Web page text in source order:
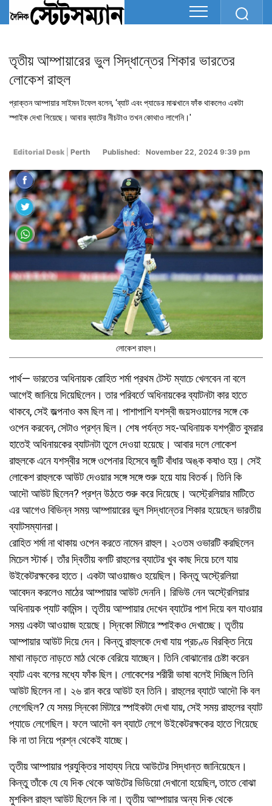
তৃতীয় আম্পায়ারের ভুল সিদ্ধান্তের শিকার ভারতের
লোকেশ রাহুল
প্রাক্তন আম্পায়ার সাইমন টফেল বলেন, ‘ব্যাট এবং প্যাডের মাঝখানে ফাঁক থাকলেও একটা
স্পাইক দেখা গিয়েছে। আবার ব্যাটের নীচটাও তখন কোথাও লাগেনি।'
Editorial Desk Perth Published: November 22, 2024 9:39 pm
লোকেশ রাহুল।
পার্থ— ভারতের অধিনায়ক রোহিত শর্মা প্রথম টেস্ট ম্যাচে খেলবেন না বলে
আগেই জানিয়ে দিয়েছিলেন। তার পরিবর্তে অধিনায়কের ব্যাটনটা কার হাতে
থাকবে, সেই জল্পনাও কম ছিল না। পাশাপাশি যশস্বী জয়সওয়ালের সঙ্গে কে
ওপেন করবেন, সেটাও প্রশ্ন ছিল। শেষ পর্যন্ত সহ-অধিনায়ক যশপ্রীত বুমরার
হাতেই অধিনায়কের ব্যাটনটা তুলে দেওয়া হয়েছে। আবার দলে লোকেশ
রাহুলকে এনে যশস্বীর সঙ্গে ওপেনার হিসেবে জুটি বাঁধার অঙ্ক কষাও হয়। সেই
লোকেশ রাহুলকে আউট দেওয়ার সঙ্গে সঙ্গে শুরু হয়ে যায় বিতর্ক। তিনি কি
আদৌ আউট ছিলেন? প্রশ্ন উঠতে শুরু করে দিয়েছে। অস্ট্রেলিয়ার মাটিতে
এর আগেও বিভিন্ন সময় আম্পায়ারের ভুল সিদ্ধান্তের শিকার হয়েছেন ভারতীয়
ব্যাটসম্যানরা।
রোহিত শর্মা না থাকায় ওপেন করতে নামেন রাহুল। ২৩তম ওভারটি করছিলেন
মিচেল স্টার্ক। তাঁর দ্বিতীয় বলটি রাহুলের ব্যাটের খুব কাছ দিয়ে চলে যায়
উইকেটরক্ষকের হাতে। একটা আওয়াজও হয়েছিল। কিন্তু অস্ট্রেলিয়া
আবেদন করলেও মাঠের আম্পায়ার আউট দেননি। রিভিউ নেন অস্ট্রেলিয়ার
অধিনায়ক প্যাট কামিন্স। তৃতীয় আম্পায়ার দেখেন ব্যাটের পাশ দিয়ে বল যাওয়ার
সময় একটা আওয়াজ হয়েছে। স্নিকো মিটারে স্পাইকও দেখাচ্ছে। তৃতীয়
আম্পায়ার আউট দিয়ে দেন। কিন্তু রাহুলকে দেখা যায় প্রচণ্ড বিরক্তি নিয়ে
মাথা নাড়তে নাড়তে মাঠ থেকে বেরিয়ে যাচ্ছেন। তিনি বোঝানোর চেষ্টা করেন
ব্যাট এবং বলের মধ্যে ফাঁক ছিল। লোকেশের শরীরী ভাষা বলেই দিচ্ছিল তিনি
আউট ছিলেন না। ২৬ রান করে আউট হন তিনি। রাহুলের ব্যাটে আদৌ কি বল
লেগেছিল? যে সময় স্নিকো মিটারে স্পাইকটা দেখা যায়, সেই সময় রাহুলের ব্যাট
প্যাডে লেগেছিল। ফলে আদৌ বল ব্যাটে লেগে উইকেটরক্ষকের হাতে গিয়েছে
কি না তা নিয়ে প্রশ্ন থেকেই যাচ্ছে।
তৃতীয় আম্পায়ার প্রযুক্তির সাহায্য নিয়ে আউটের সিদ্ধান্ত জানিয়েছেন।
কিন্তু তাঁকে যে যে দিক থেকে আউটের ভিডিয়ো দেখানো হয়েছিল, তাতে বোঝা
মুশকিল রাহুল আউট ছিলেন কি না। তৃতীয় আম্পায়ার অন্য দিক থেকে